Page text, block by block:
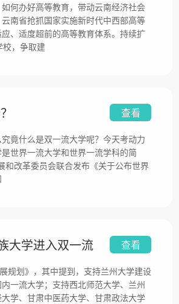
何办好高等教育，带动云南经济社会
南省抢抓国家实施新时代中西部高等
、适度超前的高等教育体系。持续扩
校，争取建
查看
竟什么是双一流大学呢？今天考动力
世界一流大学和世界一流学科的简
改革委员会联合发布《关于公布世界
大学进入双一流 查看
规划》，其中提到，支持兰州大学建设
一流大学；支持西北师范大学、兰州
学、甘肃中医药大学、甘肃政法大学